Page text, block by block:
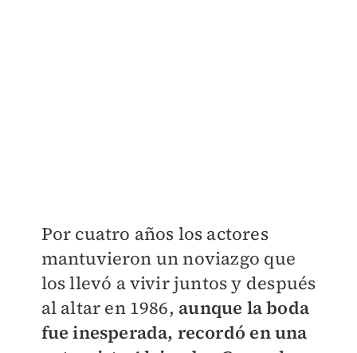
Por cuatro años los actores
mantuvieron un noviazgo que
los llevó a vivir juntos y después
al altar en 1986, aunque la boda
fue inesperada, recordó en una